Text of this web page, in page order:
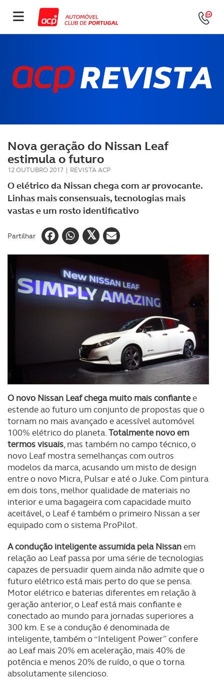
Nova geração do Nissan Leaf
estimula o futuro
12 OUTUBRO 2017 | REVISTA ACP
O elétrico da Nissan chega com ar provocante.
Linhas mais consensuais, tecnologias mais
vastas e um rosto identificativo
Partilhar
O novo Nissan Leaf chega muito mais confiantee
estende ao futuro um conjunto de propostas que o
tornam no mais avançado e acessível automóvel
100% elétrico do planeta.Totalmente novo em
termos visuais, mas também no campo técnico, o
novo Leaf mostra semelhanças com outros
modelos da marca, acusando um misto de design
entre o novo Micra, Pulsar e até o Juke. Com pintura
em dois tons, melhor qualidade de materiais no
interior e uma bagageira com capacidade muito
aceitável, o Leaf é também o primeiro Nissan a ser
equipado com o sistema ProPilot.
A condução inteligente assumida pela Nissanem
relação ao Leaf passa por uma série de tecnologias
capazes de persuadir quem ainda não admite que o
futuro elétrico está mais perto do que se pensa.
Motor elétrico e baterias diferentes em relação à
geração anterior, o Leaf está mais confiante e
conectado ao mundo para jornadas superiores a
300 km. E se a condução é denominada de
inteligente, também o “Inteligent Power” confere
ao Leaf mais 20% em aceleração, mais 40% de
potência e menos 20% de ruído, o que o torna
absolutamente silencioso.